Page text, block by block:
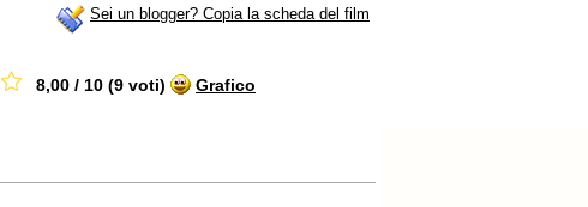
Sei un blogger? Copia la scheda del film
8,00 / 10 (9 voti) Grafico